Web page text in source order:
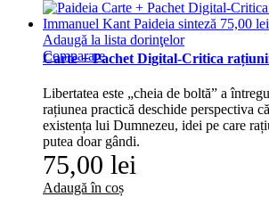
Adaugă la lista dorinţelor
Comparare
Carte + Pachet Digital-Critica
Libertatea este „cheia de boltă” a
rațiunea practică deschide perspectiva
existența lui Dumnezeu, idei pe care
putea doar gândi.
75,00 lei
Adaugă în coș